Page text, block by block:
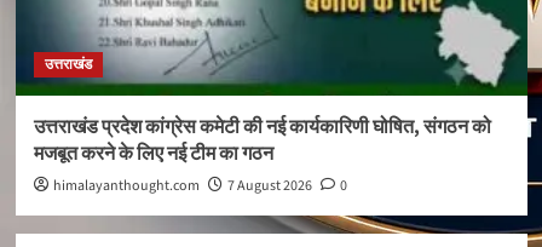
उत्तराखंड
उत्तराखंड प्रदेश कांग्रेस कमेटी की नई कार्यकारिणी घोषित, संगठन को
मजबूत करने के लिए नई टीम का गठन
himalayanthought.com 7 August 2026 0